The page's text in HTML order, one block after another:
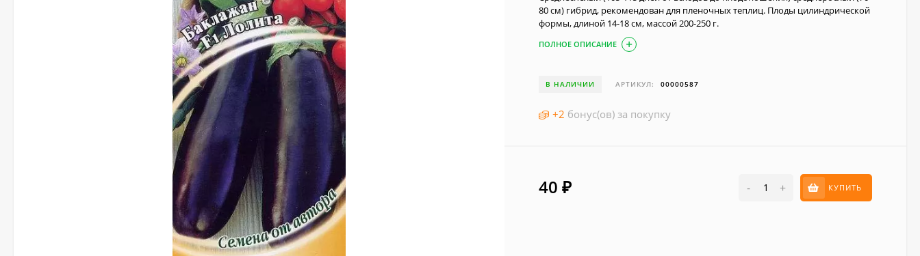
80 см) гибрид, рекомендован для пленочных теплиц. Плоды цилиндрической
формы, длиной 14-18 см, массой 200-250 г.
ПОЛНОЕ ОПИСАНИЕ
В НАЛИЧИИ АРТИКУЛ: 00000587
+2 бонус(ов) за покупку
40₽ - + КУПИТЬ